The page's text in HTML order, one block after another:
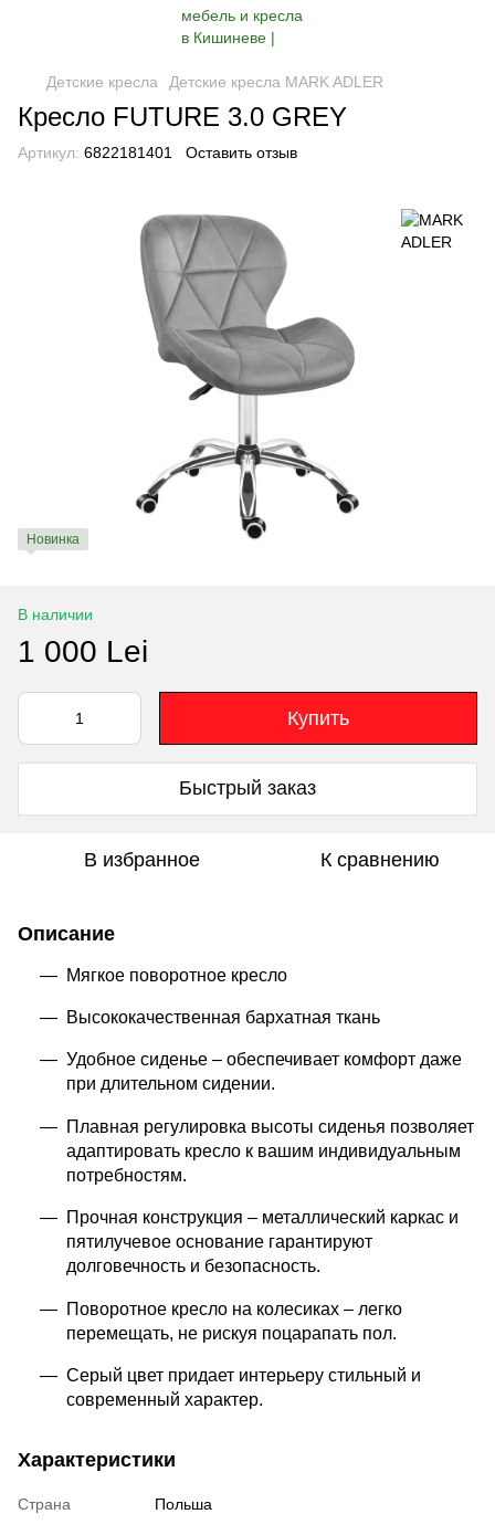
Детские кресла Детские кресла MARK ADLER
Кресло FUTURE 3.0 GREY
Артикул: 6822181401 Оставить отзыв
Новинка
В наличии
1 000 Lei
Купить
Быстрый заказ
В избранное К сравнению
Описание
Мягкое поворотное кресло
Высококачественная бархатная ткань
Удобное сиденье – обеспечивает комфорт даже
при длительном сидении.
Плавная регулировка высоты сиденья позволяет
адаптировать кресло к вашим индивидуальным
потребностям.
Прочная конструкция – металлический каркас и
пятилучевое основание гарантируют
долговечность и безопасность.
Поворотное кресло на колесиках – легко
перемещать, не рискуя поцарапать пол.
Серый цвет придает интерьеру стильный и
современный характер.
Характеристики
Страна Польша